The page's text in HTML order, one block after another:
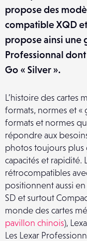
propose des
compatible XQD
propose ainsi une
Professionnal
Go « Silver ».
L’histoire des cartes
formats, normes et «
formats et normes
répondre aux
photos toujours
capacités et rapidité.
rétrocompatibles
positionnent aussi
SD et surtout
monde des cartes
pavillon chinois),
Les Lexar